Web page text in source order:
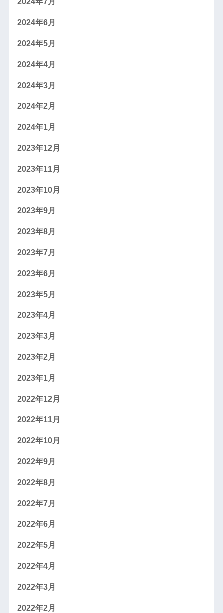
2024年6月
2024年5月
2024年4月
2024年3月
2024年2月
2024年1月
2023年12月
2023年11月
2023年10月
2023年9月
2023年8月
2023年7月
2023年6月
2023年5月
2023年4月
2023年3月
2023年2月
2023年1月
2022年12月
2022年11月
2022年10月
2022年9月
2022年8月
2022年7月
2022年6月
2022年5月
2022年4月
2022年3月
2022年2月